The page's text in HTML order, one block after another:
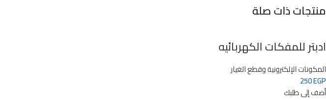
منتجات ذات صلة
ادبتر للمفكات الكهربائيه
المكونات الإلكترونية وقطع الغيار
250EGP
أضف إلى طلبك